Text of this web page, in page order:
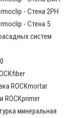
- Стена 2PH
- Стена 5
систем
ROCKmortar
ROCKprimer
минеральная